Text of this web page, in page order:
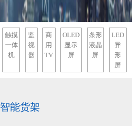
触摸
一体
机
监
视
器
商
用
TV
OLED
显示
屏
条形
液晶
屏
LED
异
形
屏
智能货架